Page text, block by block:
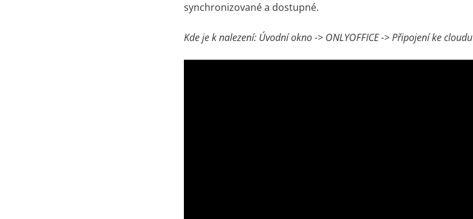
synchronizované a dostupné.
Kde je k nalezení: Úvodní okno -> ONLYOFFICE -> Připojení ke cloudu